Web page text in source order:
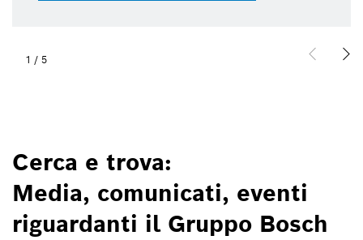
1 / 5
Cerca e trova:
Media, comunicati, eventi
riguardanti il Gruppo Bosch